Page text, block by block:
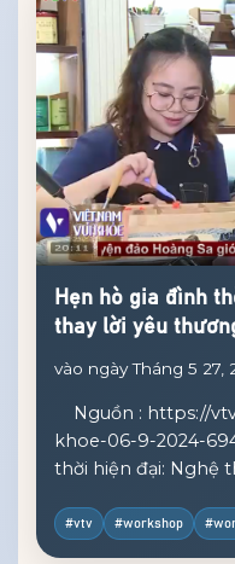
Hẹn hò gia đình
thay lời yêu
vào ngày Tháng 5 27,
Nguồn : https://
khoe-06-9-2024-
thời hiện đại: Nghệ
gia đình không còn
quen thuộc mà đã
#vtv #workshop